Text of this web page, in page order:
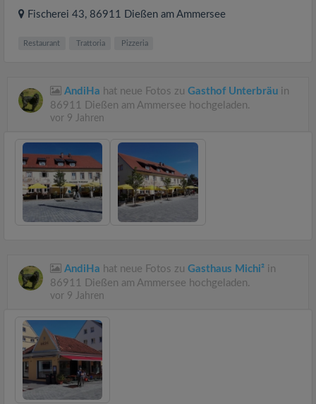
Fischerei 43, 86911 Dießen am Ammersee
Restaurant Trattoria Pizzeria
AndiHa hat neue Fotos zu Gasthof Unterbräu in
86911 Dießen am Ammersee hochgeladen.
vor 9 Jahren
AndiHa hat neue Fotos zu Gasthaus Michi² in
86911 Dießen am Ammersee hochgeladen.
vor 9 Jahren